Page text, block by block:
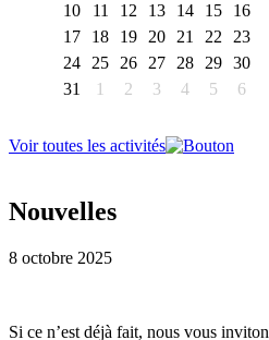
10
11 12 13 14 15
16
17
18 19 20 21 22 23
24 25 26 27 28 29 30
31
1 2 3 4 5 6
Voir toutes les activités
Nouvelles
8 octobre 2025
Si ce n’est déjà fait, nous vous